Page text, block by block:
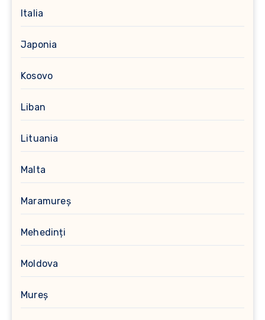
Italia
Japonia
Kosovo
Liban
Lituania
Malta
Maramureș
Mehedinți
Moldova
Mureș